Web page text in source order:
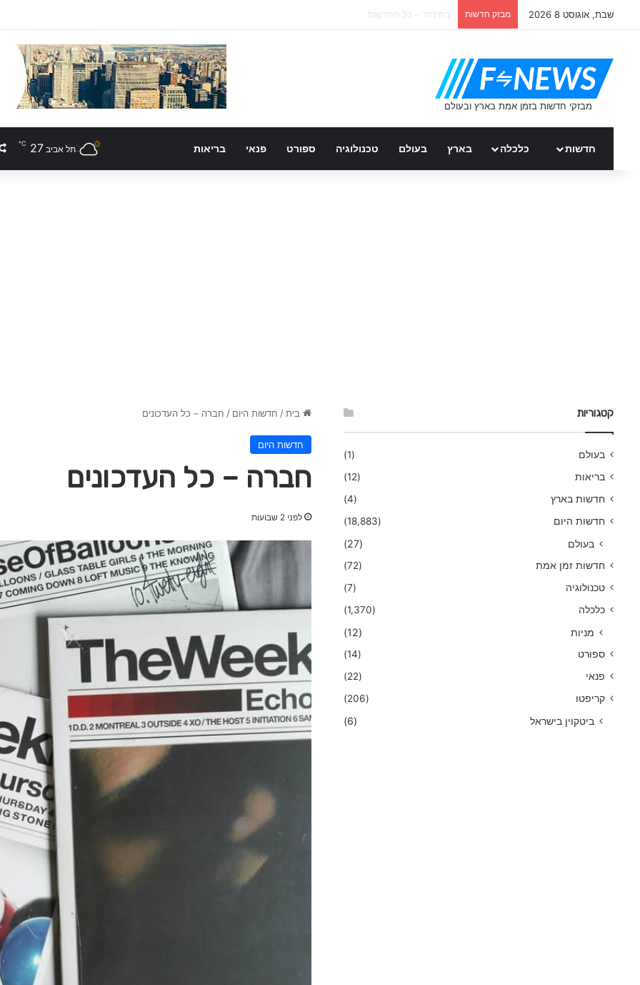
שבת, אוגוסט 8 2026 מבזק חדשות ידין גלמן – חם ברשת
חדשות כלכלה בארץ בעולם טכנולוגיה ספורט פנאי בריאות תל אביב 27
℃
בית / חדשות היום / חברה – כל העדכונים
חדשות היום
חברה – כל העדכונים
לפני 2 שבועות
קטגוריות
בעולם
(1)
בריאות
(12)
חדשות בארץ
(4)
חדשות היום
(18,883)
בעולם (27)
חדשות זמן אמת
(72)
טכנולוגיה
(7)
כלכלה
(1,370)
מניות (12)
ספורט
(14)
פנאי
(22)
קריפטו
(206)
ביטקוין בישראל (6)